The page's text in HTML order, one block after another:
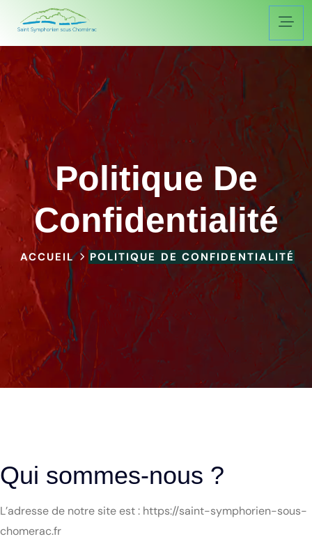
Politique De
Confidentialité
ACCUEIL POLITIQUE DE CONFIDENTIALITÉ
Qui sommes-nous ?
L’adresse de notre site est : https://saint-symphorien-sous-
chomerac.fr